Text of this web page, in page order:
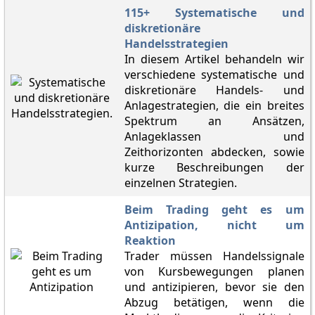
115+ Systematische und
diskretionäre
Handelsstrategien
In diesem Artikel behandeln wir
verschiedene systematische und
diskretionäre Handels- und
Anlagestrategien, die ein breites
Spektrum an Ansätzen,
Anlageklassen und
Zeithorizonten abdecken, sowie
kurze Beschreibungen der
einzelnen Strategien.
Beim Trading geht es um
Antizipation, nicht um
Reaktion
Trader müssen Handelssignale
von Kursbewegungen planen
und antizipieren, bevor sie den
Abzug betätigen, wenn die